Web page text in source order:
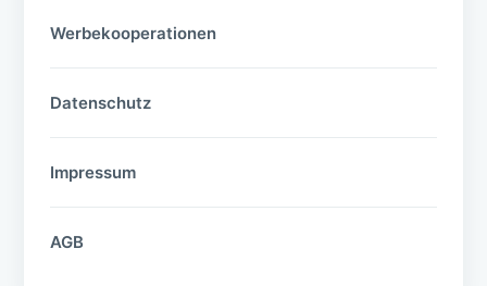
Werbekooperationen
Datenschutz
Impressum
AGB